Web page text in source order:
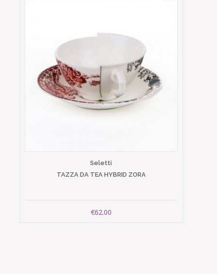
Seletti
TAZZA DA TEA HYBRID ZORA
€62.00